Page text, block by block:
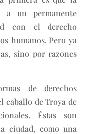
a un permanente
con el derecho
humanos. Pero ya
sino por razones
de derechos
caballo de Troya de
Éstas son
ciudad, como una